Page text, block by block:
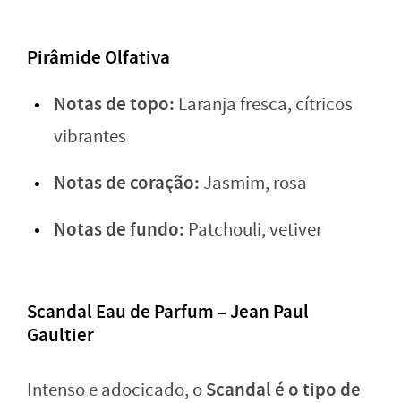
Pirâmide Olfativa
Notas de topo: Laranja fresca, cítricos
vibrantes
Notas de coração: Jasmim, rosa
Notas de fundo: Patchouli, vetiver
Scandal Eau de Parfum – Jean Paul
Gaultier
Intenso e adocicado, oScandal é o tipo de